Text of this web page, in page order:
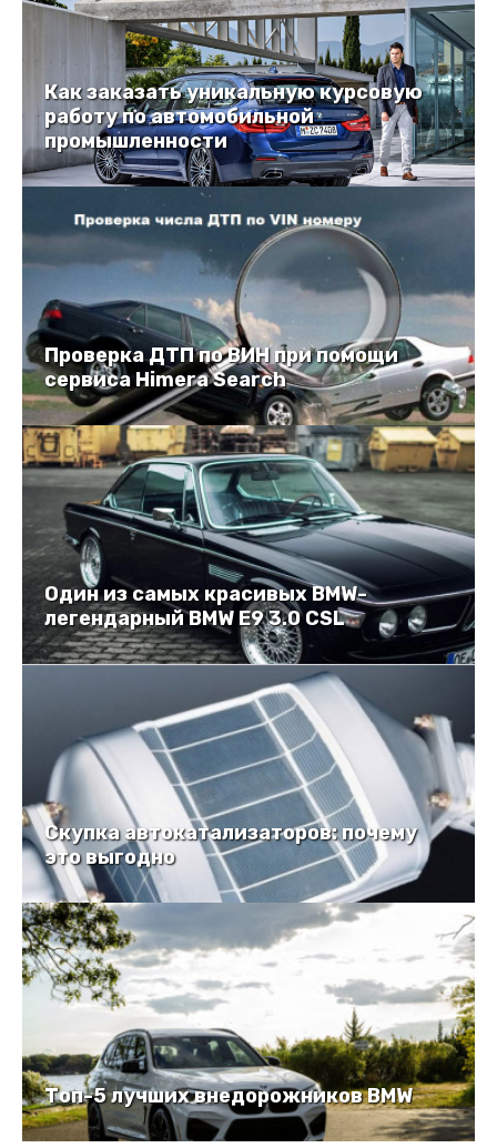
Как заказать уникальную курсовую
работу по автомобильной
промышленности
Проверка ДТП по ВИН при помощи
сервиса Himera Search
Один из самых красивых BMW-
легендарный BMW E9 3.0 CSL
Скупка автокатализаторов: почему
это выгодно
Топ-5 лучших внедорожников BMW